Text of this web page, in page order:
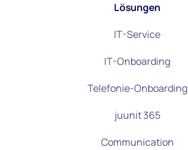
Lösungen
IT-Onboarding
Telefonie-Onboarding
IT-Service
juunit 365
Communication